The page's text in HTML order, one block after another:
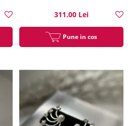
311.00 Lei
Pune in cos